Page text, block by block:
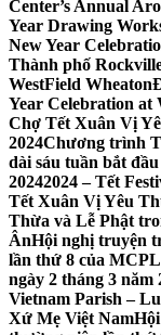
Center’s Annual
Year Drawing
New Year
Thành phố
WestField Wheaton
Year Celebration at
Chợ Tết Xuân Vị
2024Chương trình
dài sáu tuần bắt
20242024 – Tết
Tết Xuân Vị Yêu
Thừa và Lễ Phật
ÂnHội nghị truyện
lần thứ 8 của
ngày 2 tháng 3 năm
Vietnam Parish –
Xứ Mẹ Việt Nam